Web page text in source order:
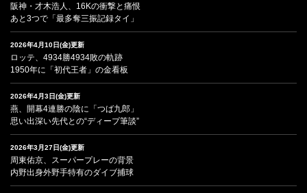
阪神・才木浩人、16Kの衝撃と痛恨
あと3つで「最多奪三振記録タイ」
2026年4月10日(金)更新
ロッテ、4934勝4934敗の軌跡
1950年に「初代王者」の金看板
2026年4月3日(金)更新
燕、開幕4連勝の陰に「つば九郎」
思い出深い先代との“ディープ筆談”
2026年3月27日(金)更新
周東佑京、スーパープレーの背景
内野出身外野手特有のダイブ捕球